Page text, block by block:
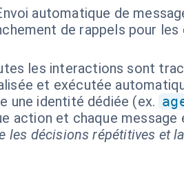
automatique de
de rappels pour
les interactions sont
et exécutée
une identité dédiée (ex.
action et chaque message
les décisions répétitives et